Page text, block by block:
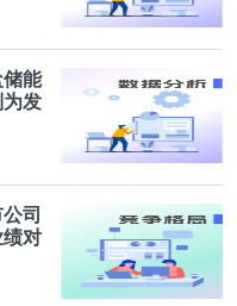
储能
发
司
对